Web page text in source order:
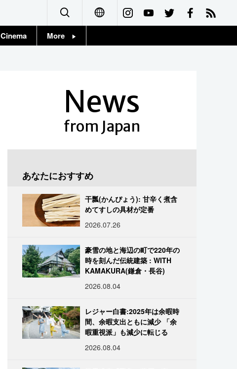
Français
Cinema More
News
from Japan
あなたにおすすめ
干瓢(かんぴょう): 甘辛く煮含
めてすしの具材が定番
2026.07.26
豪雪の地と海辺の町で220年の
時を刻んだ伝統建築 : WITH
KAMAKURA(鎌倉・長谷)
2026.08.04
レジャー白書:2025年は余暇時
間、余暇支出ともに減少 「余
暇重視派」も減少に転じる
2026.08.04